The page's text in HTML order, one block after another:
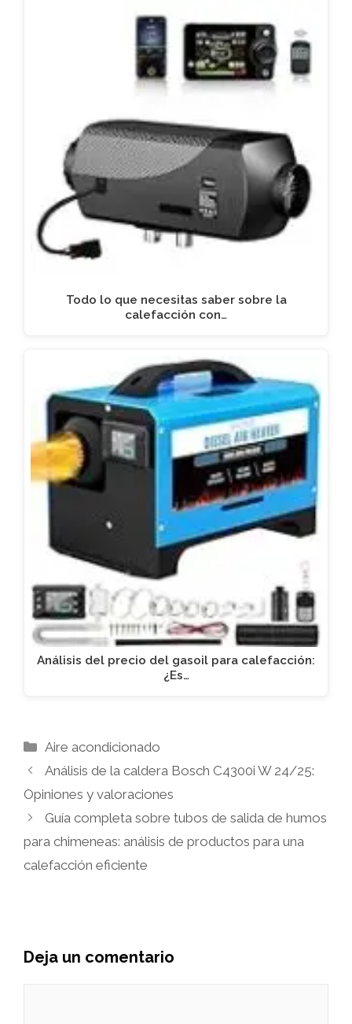
Todo lo que necesitas saber sobre la
calefacción con…
Análisis del precio del gasoil para calefacción:
¿Es…
Categorías
Aire acondicionado
Análisis de la caldera Bosch C4300i W 24/25:
Opiniones y valoraciones
Guía completa sobre tubos de salida de humos
para chimeneas: análisis de productos para una
calefacción eficiente
Deja un comentario